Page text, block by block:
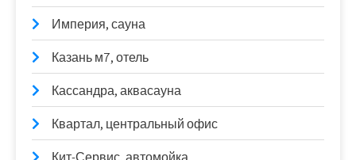
Империя, сауна
Казань м7, отель
Кассандра, аквасауна
Квартал, центральный офис